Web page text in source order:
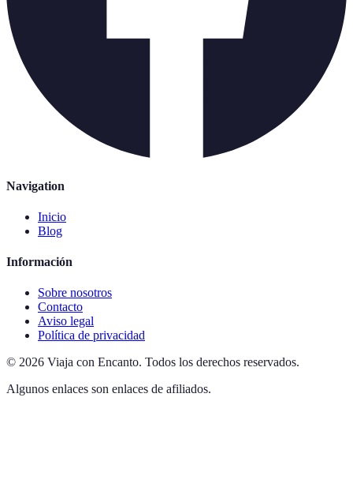
Navigation
Inicio
Blog
Información
Sobre nosotros
Contacto
Aviso legal
Política de privacidad
© 2026 Viaja con Encanto. Todos los derechos reservados.
Algunos enlaces son enlaces de afiliados.